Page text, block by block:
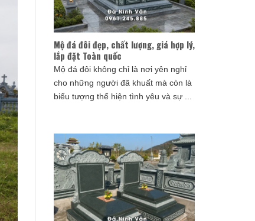
Mộ đá đôi đẹp, chất lượng, giá hợp lý,
lắp đặt Toàn quốc
Mộ đá đôi không chỉ là nơi yên nghỉ
cho những người đã khuất mà còn là
biểu tượng thể hiện tình yêu và sự ...